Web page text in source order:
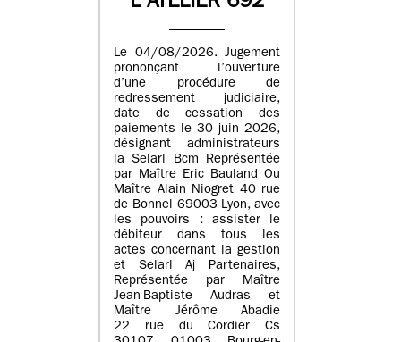
Le 04/08/2026. Jugement
prononçant l’ouverture
d’une procédure de
redressement judiciaire,
date de cessation des
paiements le 30 juin 2026,
désignant administrateurs
la Selarl Bcm Représentée
par Maître Eric Bauland Ou
Maître Alain Niogret 40 rue
de Bonnel 69003 Lyon, avec
les pouvoirs : assister le
débiteur dans tous les
actes concernant la gestion
et Selarl Aj Partenaires,
Représentée par Maître
Jean-Baptiste Audras et
Maître Jérôme Abadie
22 rue du Cordier Cs